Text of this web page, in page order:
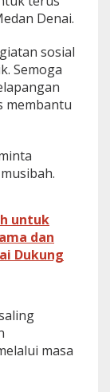
Denai.
sosial
Semoga
membantu
untuk
dan
Dukung
masa